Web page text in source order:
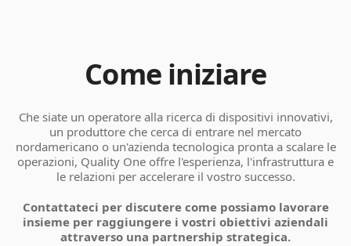
Come iniziare
Che siate un operatore alla ricerca di dispositivi innovativi,
un produttore che cerca di entrare nel mercato
nordamericano o un'azienda tecnologica pronta a scalare le
operazioni, Quality One offre l'esperienza, l'infrastruttura e
le relazioni per accelerare il vostro successo.
Contattateci per discutere come possiamo lavorare
insieme per raggiungere i vostri obiettivi aziendali
attraverso una partnership strategica.